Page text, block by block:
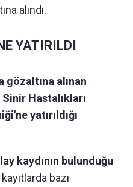
alındı.
YATIRILDI
gözaltına alınan
Sinir Hastalıkları
yatırıldığı
kaydının bulunduğu
bazı